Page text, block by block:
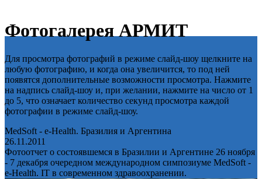
Фотогалерея АРМИТ
Для просмотра фотографий в режиме слайд-шоу щелкните на
любую фотографию, и когда она увеличится, то под ней
появятся дополнительные возможности просмотра. Нажмите
на надпись слайд-шоу и, при желании, нажмите на число от 1
до 5, что означает количество секунд просмотра каждой
фотографии в режиме слайд-шоу.
MedSoft - e-Health. Бразилия и Аргентина
26.11.2011
Фотоотчет о состоявшемся в Бразилии и Аргентине 26 ноября
- 7 декабря очередном международном симпозиуме MedSoft -
e-Health. IT в современном здравоохранении.